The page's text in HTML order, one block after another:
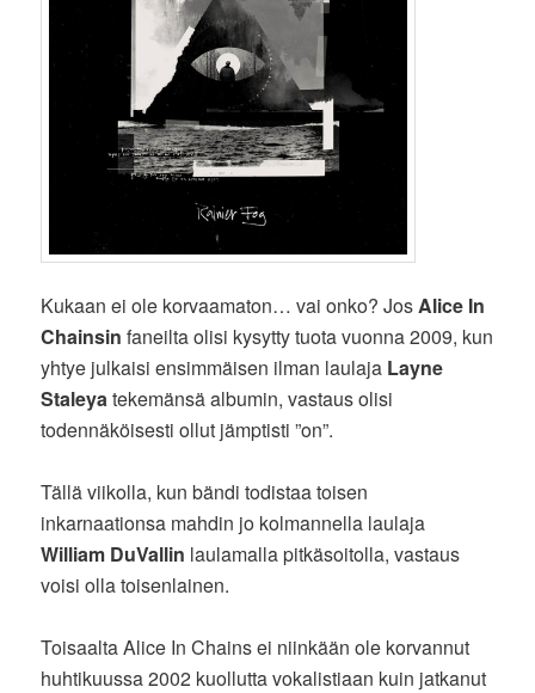
Kukaan ei ole korvaamaton… vai onko? JosAlice In
Chainsin faneilta olisi kysytty tuota vuonna 2009, kun
yhtye julkaisi ensimmäisen ilman laulaja Layne
Staleyatekemänsä albumin, vastaus olisi
todennäköisesti ollut jämptisti ”on”.
Tällä viikolla, kun bändi todistaa toisen
inkarnaationsa mahdin jo kolmannella laulaja
William DuVallin laulamalla pitkäsoitolla, vastaus
voisi olla toisenlainen.
Toisaalta Alice In Chains ei niinkään ole korvannut
huhtikuussa 2002 kuollutta vokalistiaan kuin jatkanut